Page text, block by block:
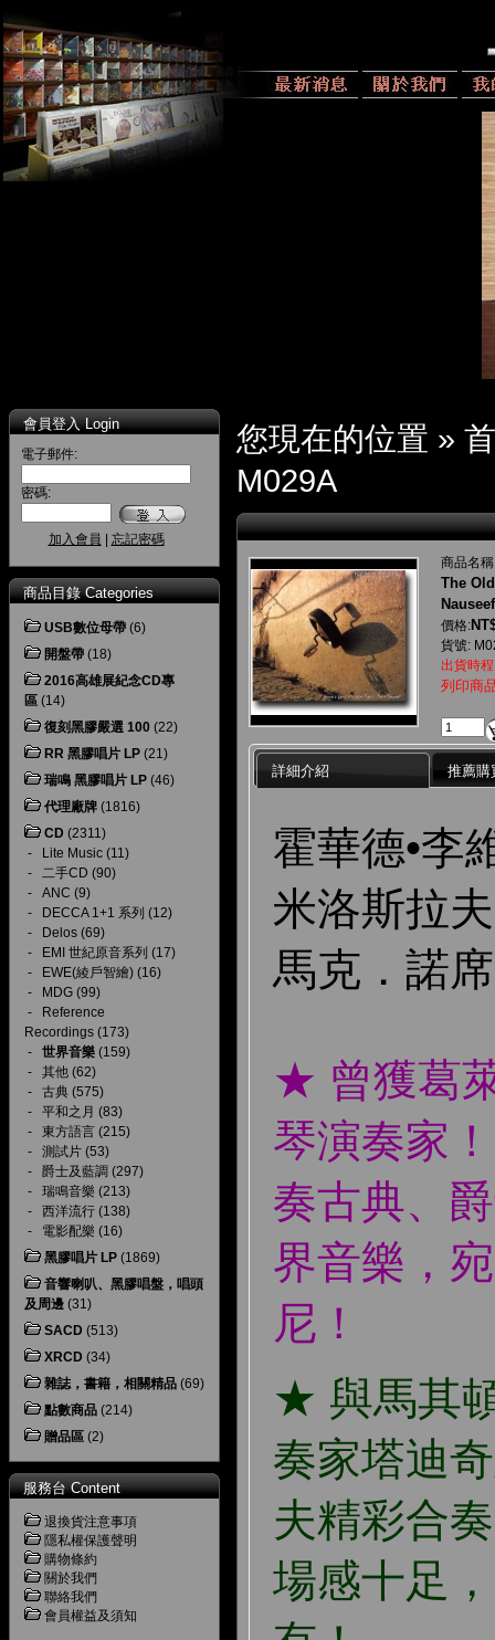
會員登入 Login
電子郵件:
密碼:
加入會員 忘記密碼
商品目錄 Categories
USB數位母帶 (6)
開盤帶 (18)
2016高雄展紀念CD專
區 (14)
復刻黑膠嚴選 100 (22)
RR 黑膠唱片 LP (21)
瑞鳴 黑膠唱片 LP (46)
代理廠牌 (1816)
CD (2311)
-
Lite Music (11)
- 二手CD (90)
- ANC (9)
-
DECCA 1+1 系列 (12)
-
Delos (69)
-
EMI 世紀原音系列 (17)
-
EWE(綾戶智繪) (16)
-
MDG (99)
-
Reference
Recordings (173)
- 世界音樂 (159)
- 其他 (62)
- 古典 (575)
- 平和之月 (83)
- 東方語言 (215)
- 測試片 (53)
- 爵士及藍調 (297)
- 瑞鳴音樂 (213)
- 西洋流行 (138)
- 電影配樂 (16)
黑膠唱片 LP (1869)
音響喇叭、黑膠唱盤，唱頭
及周邊 (31)
SACD (513)
XRCD (34)
雜誌，書籍，相關精品 (69)
點數商品 (214)
贈品區 (2)
服務台 Content
退換貨注意事項
隱私權保護聲明
購物條約
關於我們
聯絡我們
會員權益及須知
您現在的位置 »
M029A
商品名
The
Nauseef
價格:
貨號:
出貨時
列印商
詳細介紹 推薦購
霍華德•李
米洛斯拉
馬克．諾
★ 曾獲葛
琴演奏家
奏古典、
界音樂，
尼！
★ 與馬其
奏家塔迪
夫精彩合
場感十足